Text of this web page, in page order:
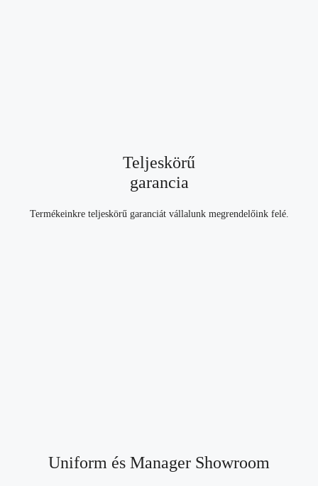
Teljeskörű
garancia
Termékeinkre teljeskörű garanciát vállalunk megrendelőink felé.
Uniform és Manager Showroom